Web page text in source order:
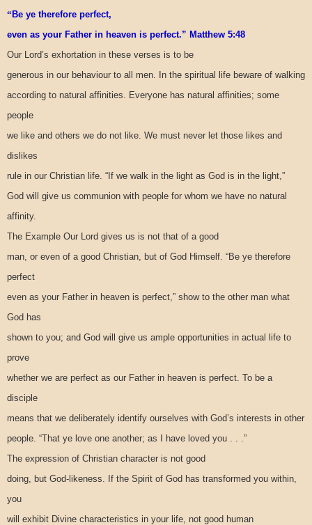
“ Be ye therefore perfect,
even as your Father in heaven is perfect.” Matthew 5:48
Our Lord’s exhortation in these verses is to be
generous in our behaviour to all men. In the spiritual life beware of walking
according to natural affinities. Everyone has natural affinities; some
people
we like and others we do not like. We must never let those likes and
dislikes
rule in our Christian life. “If we walk in the light as God is in the light,”
God will give us communion with people for whom we have no natural
affinity.
The Example Our Lord gives us is not that of a good
man, or even of a good Christian, but of God Himself. “Be ye therefore
perfect
even as your Father in heaven is perfect,” show to the other man what
God has
shown to you; and God will give us ample opportunities in actual life to
prove
whether we are perfect as our Father in heaven is perfect. To be a
disciple
means that we deliberately identify ourselves with God’s interests in other
people. “That ye love one another; as I have loved you . . .”
The expression of Christian character is not good
doing, but God-likeness. If the Spirit of God has transformed you within,
you
will exhibit Divine characteristics in your life, not good human